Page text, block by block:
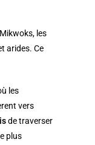
les
arides. Ce
les
vers
de traverser
plus